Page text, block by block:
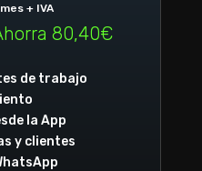
+ IVA
80,40€
de trabajo
la App
y clientes